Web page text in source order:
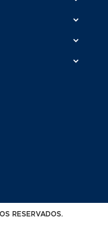
RESERVADOS.